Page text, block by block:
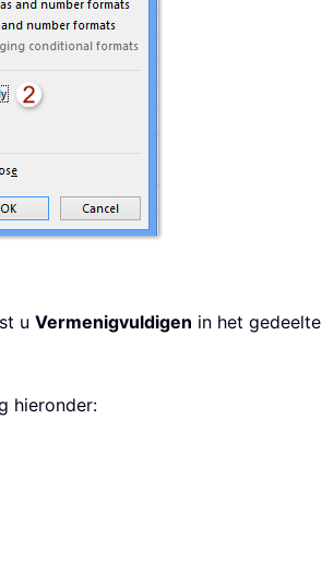
u Vermenigvuldigen in het gedeelte
hieronder: